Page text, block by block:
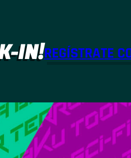
IN!REGÍSTRATE